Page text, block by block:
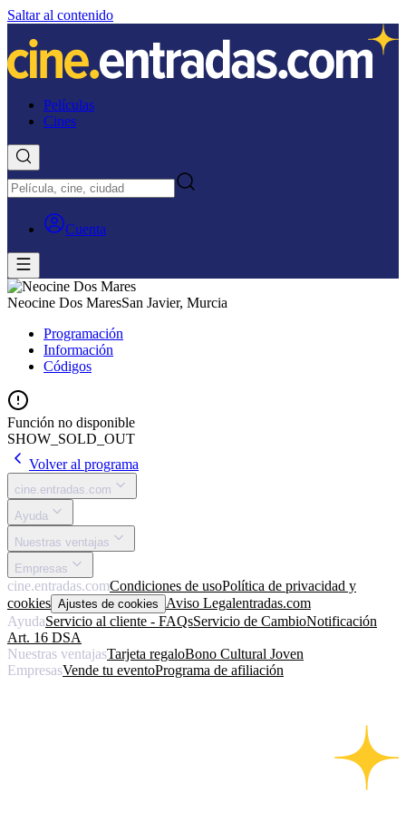
Saltar al contenido
Películas
Cines
Cuenta
Neocine Dos MaresSan Javier, Murcia
Programación
Información
Códigos
Función no disponible
SHOW_SOLD_OUT
Volver al programa
cine.entradas.com
Ayuda
Nuestras ventajas
Empresas
cine.entradas.comCondiciones de usoPolítica de privacidad y
cookies Ajustes de cookies Aviso Legalentradas.com
AyudaServicio al cliente - FAQsServicio de CambioNotificación
Art. 16 DSA
Nuestras ventajasTarjeta regaloBono Cultural Joven
EmpresasVende tu eventoPrograma de afiliación